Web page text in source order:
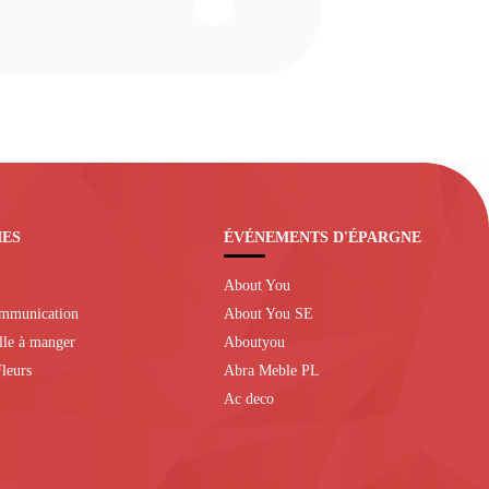
à manger
ÉVÉNEMENTS D'ÉPARGNE
About You
About You SE
Aboutyou
Abra Meble PL
Ac deco